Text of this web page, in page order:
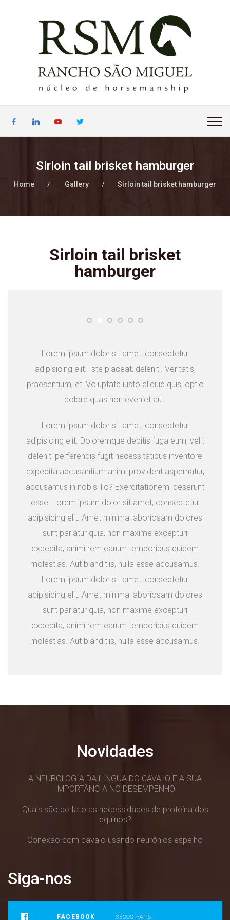
Sirloin tail brisket hamburger
Home Gallery Sirloin tail brisket hamburger
Sirloin tail brisket
hamburger
Lorem ipsum dolor sit amet, consectetur
adipisicing elit. Iste placeat, deleniti. Veritatis,
praesentium, et! Voluptate iusto aliquid quis, optio
dolore quas non eveniet aut.
Lorem ipsum dolor sit amet, consectetur
adipisicing elit. Doloremque debitis fuga eum, velit
deleniti perferendis fugit necessitatibus inventore
expedita accusantium animi provident aspernatur,
accusamus in nobis illo? Exercitationem, deserunt
esse. Lorem ipsum dolor sit amet, consectetur
adipisicing elit. Amet minima laboriosam dolores
sunt pariatur quia, non maxime excepturi
expedita, animi rem earum temporibus quidem
molestias. Aut blanditiis, nulla esse accusamus.
Lorem ipsum dolor sit amet, consectetur
adipisicing elit. Amet minima laboriosam dolores
sunt pariatur quia, non maxime excepturi
expedita, animi rem earum temporibus quidem
molestias. Aut blanditiis, nulla esse accusamus.
Novidades
A NEUROLOGIA DA LÍNGUA DO CAVALO E A SUA
IMPORTÂNCIA NO DESEMPENHO
Quais são de fato as necessidades de proteína dos
equinos?
Conexão com cavalo usando neurônios espelho
Siga-nos
FACEBOOK 36000 FANS